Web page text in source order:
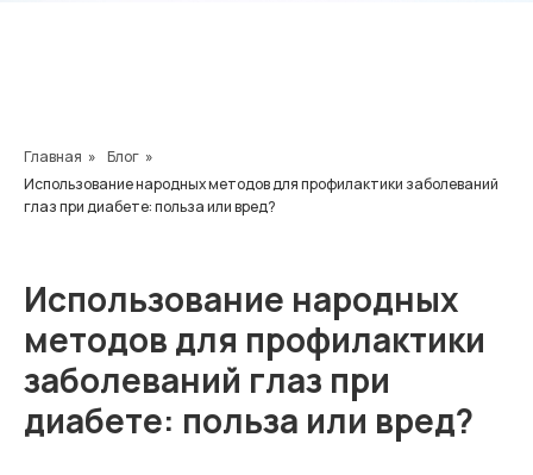
Главная » Блог »
Использование народных методов для профилактики заболеваний
глаз при диабете: польза или вред?
Использование народных
методов для профилактики
заболеваний глаз при
диабете: польза или вред?